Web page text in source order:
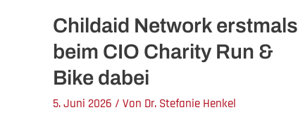
Childaid Network erstmals
beim CIO Charity Run &
Bike dabei
5. Juni 2026 / Von Dr. Stefanie Henkel